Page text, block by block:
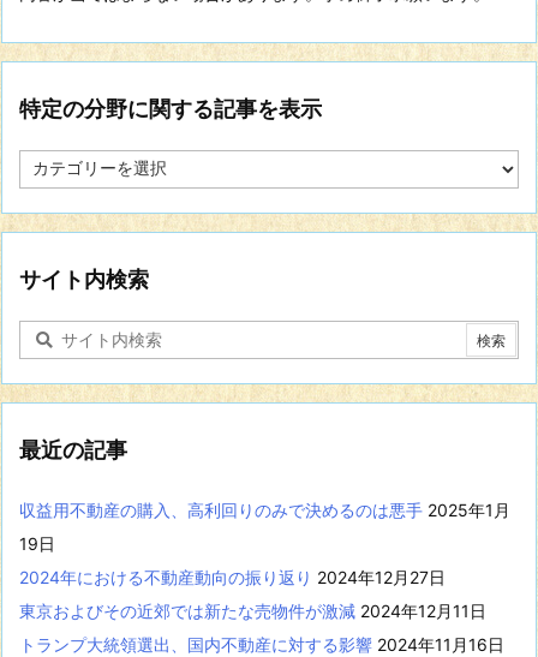
特定の分野に関する記事を表示
定
分
に
関
す
記
事
を
示
サイト内検索
最近の記事
収益用不動産の購入、高利回りのみで決めるのは悪手 2025年1月
19日
2024年における不動産動向の振り返り 2024年12月27日
東京およびその近郊では新たな売物件が激減 2024年12月11日
トランプ大統領選出、国内不動産に対する影響 2024年11月16日